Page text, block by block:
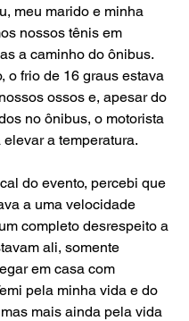
meu marido e minha
nossos tênis em
a caminho do ônibus.
o frio de 16 graus estava
ossos e, apesar do
no ônibus, o motorista
a temperatura.
do evento, percebi que
a uma velocidade
completo desrespeito a
ali, somente
em casa com
pela minha vida e do
mais ainda pela vida